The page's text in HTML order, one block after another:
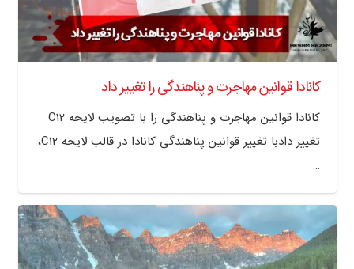
کانادا قوانین مهاجرت و پناهندگی را تغییر داد
کانادا قوانین مهاجرت و پناهندگی را با تصویب لایحه C12
تغییر دادبا تغییر قوانین پناهندگی کانادا در قالب لایحه C12،
…